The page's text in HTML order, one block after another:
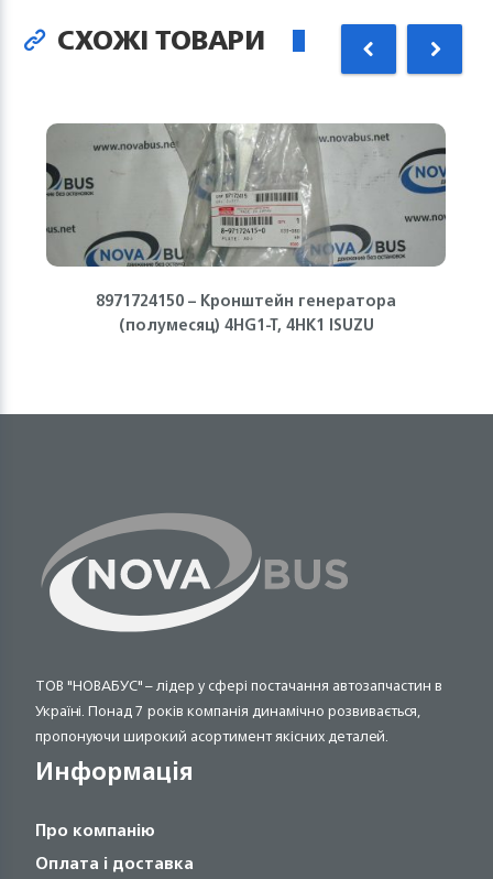
СХОЖІ ТОВАРИ
8971724150 – Кронштейн генератора
(полумесяц) 4HG1-T, 4HK1 ISUZU
ТОВ "НОВАБУС" – лідер у сфері постачання автозапчастин в
Україні. Понад 7 років компанія динамічно розвивається,
пропонуючи широкий асортимент якісних деталей.
Информація
Про компанію
Оплата і доставка